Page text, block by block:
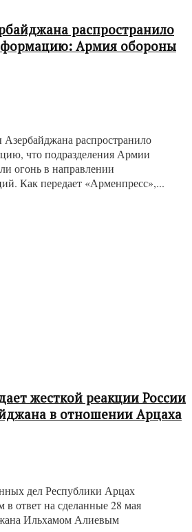
распространило
Армия обороны
распространило
что подразделения Армии
огонь в направлении
Как передает «Арменпресс»,...
жесткой реакции России
в отношении Арцаха
дел Республики Арцах
в ответ на сделанные 28 мая
Ильхамом Алиевым